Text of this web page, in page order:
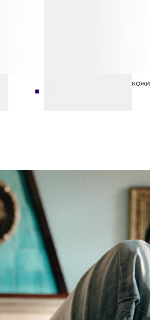
ТУФЛИ ИЗ ЛАКИРОВАННОЙ КОЖИ